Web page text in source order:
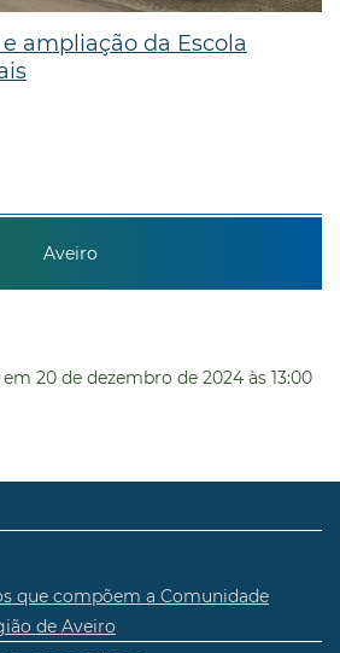
ampliação da Escola
Aveiro
20 de dezembro de 2024 às 13:00
que compõem a Comunidade
de Aveiro